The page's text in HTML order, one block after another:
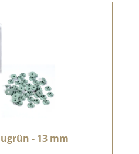
- 13 mm